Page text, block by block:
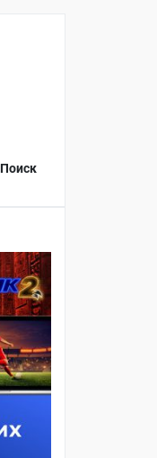
Поиск